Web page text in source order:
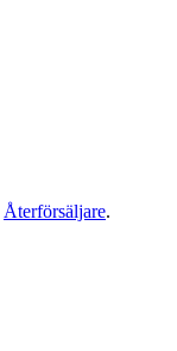
Återförsäljare.